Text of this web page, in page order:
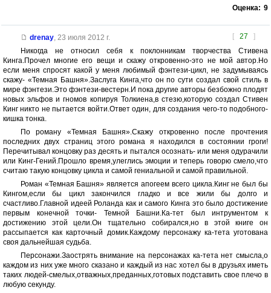
Оценка: 9
[ 27 ]
drenay, 23 июля 2012 г.
Никогда не относил себя к поклонникам творчества Стивена
Кинга.Прочел многие его вещи и скажу откровенно-это не мой автор.Но
если меня спросят какой у меня любимый фэнтези-цикл, не задумываясь
скажу- «Темная Башня».Заслуга Кинга,что он по сути создал свой стиль в
мире фэнтези.Это фэнтези-вестерн.И пока другие авторы безбожно плодят
новых эльфов и гномов копируя Толкиена,в стезю,которую создал Стивен
Кинг никто не пытается войти.Ответ один, для создания чего-то подобного-
кишка тонка.
По роману «Темная Башня».Скажу откровенно после прочтения
последних двух страниц этого романа я находился в состоянии гроги!
Перечитывал концовку раз десять и пытался осознать- или меня одурачили
или Кинг-Гений.Прошло время,улеглись эмоции и теперь говорю смело,что
считаю такую концовку цикла и самой гениальной и самой правильной.
Роман «Темная Башня» является апогеем всего цикла.Кинг не был бы
Кингом,если бы цикл закончился гладко и все жили бы долго и
счастливо.Главной идеей Роланда как и самого Кинга это было достижение
первым конечной точки- Темной Башни.Ка-тет был интрументом к
достижению этой цели.Он тщательно собирался,но в этой книге он
рассыпается как карточный домик.Каждому персонажу ка-тета уготована
своя дальнейшая судьба.
Персонажи.Заострять внимание на персонажах ка-тета нет смысла,о
каждом из них уже много сказано и каждый из нас хотел бы в друзьях иметь
таких людей-смелых,отважных,преданных,готовых подставить свое плечо в
любую секунду.